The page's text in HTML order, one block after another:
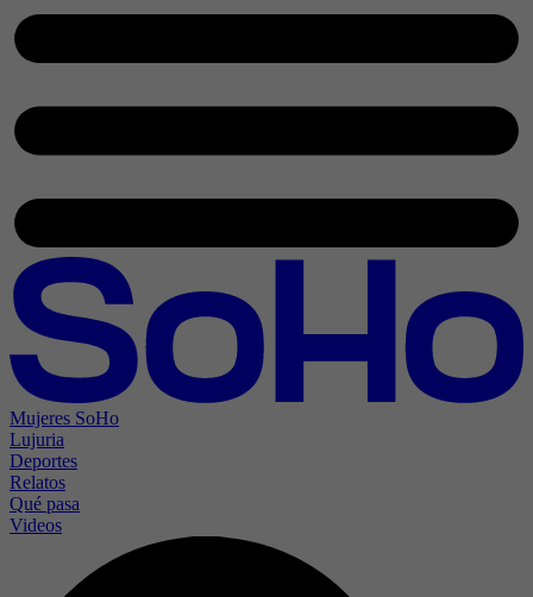
Mujeres SoHo
Lujuria
Deportes
Relatos
Qué pasa
Videos